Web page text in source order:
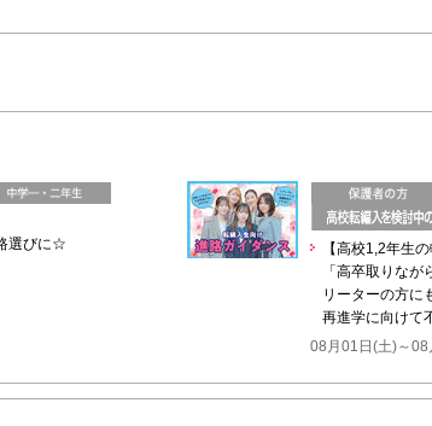
選びに☆
【高校1,2年生
「高卒取りな
リーターの方
再進学に向けて
08月01日(土)～08